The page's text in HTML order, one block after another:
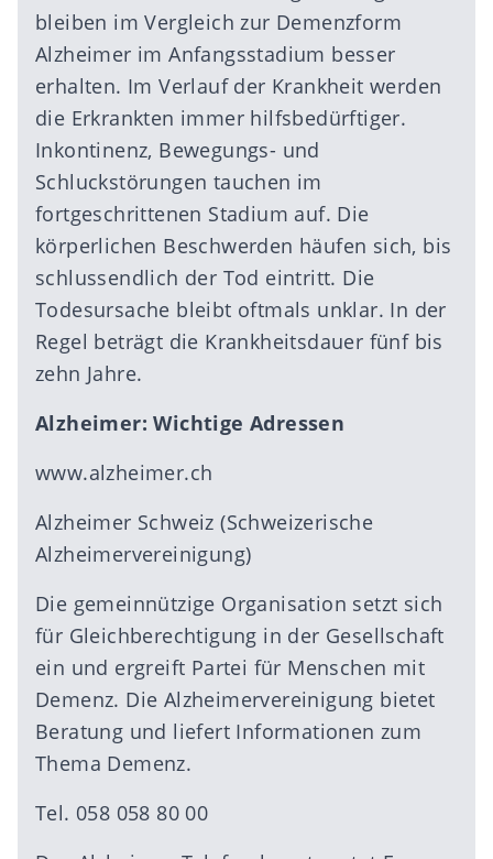
bleiben im Vergleich zur Demenzform
Alzheimer im Anfangsstadium besser
erhalten. Im Verlauf der Krankheit werden
die Erkrankten immer hilfsbedürftiger.
Inkontinenz, Bewegungs- und
Schluckstörungen tauchen im
fortgeschrittenen Stadium auf. Die
körperlichen Beschwerden häufen sich, bis
schlussendlich der Tod eintritt. Die
Todesursache bleibt oftmals unklar. In der
Regel beträgt die Krankheitsdauer fünf bis
zehn Jahre.
Alzheimer: Wichtige Adressen
www.alzheimer.ch
Alzheimer Schweiz (Schweizerische
Alzheimervereinigung)
Die gemeinnützige Organisation setzt sich
für Gleichberechtigung in der Gesellschaft
ein und ergreift Partei für Menschen mit
Demenz. Die Alzheimervereinigung bietet
Beratung und liefert Informationen zum
Thema Demenz.
Tel. 058 058 80 00